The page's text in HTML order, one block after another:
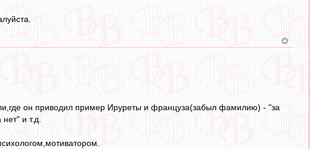
он приводил пример Ируреты и француза(забыл фамилию) - "за
и т.д.